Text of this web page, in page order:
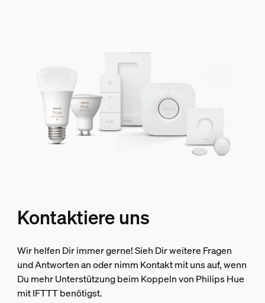
Kontaktiere uns
Wir helfen Dir immer gerne! Sieh Dir weitere Fragen
und Antworten an oder nimm Kontakt mit uns auf, wenn
Du mehr Unterstützung beim Koppeln von Philips Hue
mit IFTTT benötigst.